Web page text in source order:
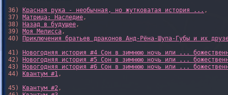
36)
Красная рука - необычная, но жутковатая история ... ,
37) Матрица: Наследие,
38)
Назад в будущее,
39) Моя Мелисса,
40)
Приключения братьев драконов Анд-Рёна-Шупа-Губы и их
41)
Новогодняя история #4 Сон в зимнюю ночь или ...
42)
Новогодняя история #5 Сон в зимнюю ночь или ...
43)
Новогодняя история #6 Сон в зимнюю ночь или ...
44)
Квантум #1,
45)
Квантум #2,